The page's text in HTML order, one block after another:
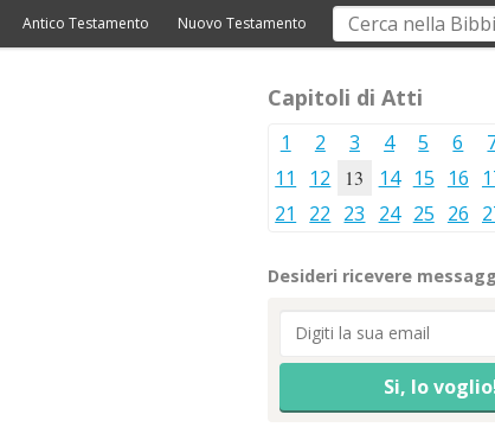
Antico Testamento Nuovo Testamento
Capitoli di Atti
1 2 3 4 5 6
11
12 13 14 15 16
21
22 23 24 25 26
Desideri ricevere